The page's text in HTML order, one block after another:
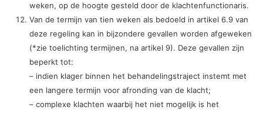
weken, op de hoogte gesteld door de klachtenfunctionaris.
Van de termijn van tien weken als bedoeld in artikel 6.9 van
deze regeling kan in bijzondere gevallen worden afgeweken
(*zie toelichting termijnen, na artikel 9). Deze gevallen zijn
beperkt tot:
– indien klager binnen het behandelingstraject instemt met
een langere termijn voor afronding van de klacht;
– complexe klachten waarbij het niet mogelijk is het